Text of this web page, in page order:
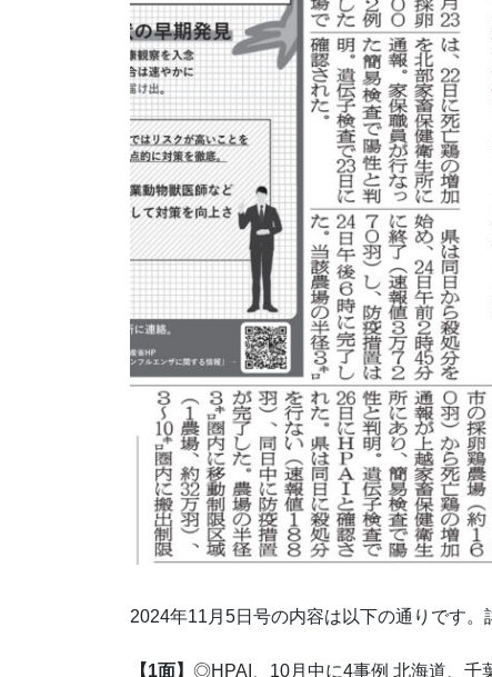
2024年11月5日号の内容は以下の通りです。
【1面】 ◎HPAI、10月中に4事例 北海道、千